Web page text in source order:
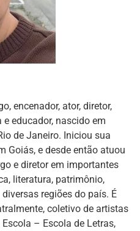
encenador, ator, diretor,
educador, nascido em
de Janeiro. Iniciou sua
Goiás, e desde então atuou
e diretor em importantes
literatura, patrimônio,
regiões do país. É
coletivo de artistas
– Escola de Letras,